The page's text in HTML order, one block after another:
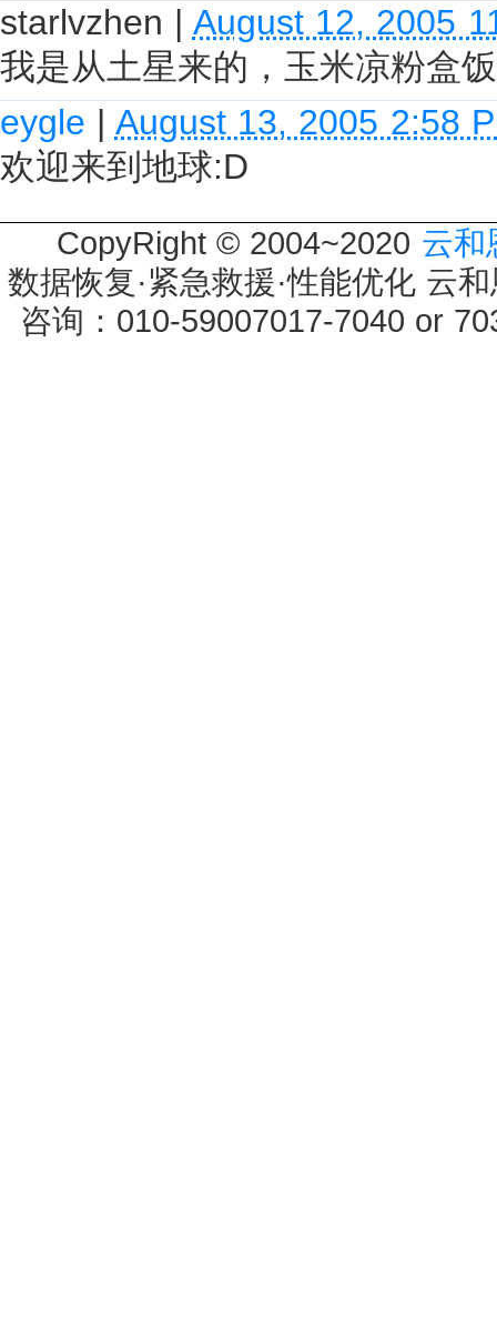
starlvzhen | August 12, 2005
我是从土星来的，玉米凉粉盒
eygle | August 13, 2005 2:58
欢迎来到地球:D
CopyRight © 2004~2020 云和
数据恢复·紧急救援·性能优化 云
咨询：010-59007017-7040 or